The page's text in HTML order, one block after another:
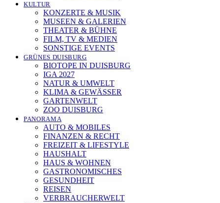
KULTUR
KONZERTE & MUSIK
MUSEEN & GALERIEN
THEATER & BÜHNE
FILM, TV & MEDIEN
SONSTIGE EVENTS
GRÜNES DUISBURG
BIOTOPE IN DUISBURG
IGA 2027
NATUR & UMWELT
KLIMA & GEWÄSSER
GARTENWELT
ZOO DUISBURG
PANORAMA
AUTO & MOBILES
FINANZEN & RECHT
FREIZEIT & LIFESTYLE
HAUSHALT
HAUS & WOHNEN
GASTRONOMISCHES
GESUNDHEIT
REISEN
VERBRAUCHERWELT
[ DUISBURG - Journal ] -
NEWSLETTER
In unserem Newsletter erhalten Sie fünf Themen, die bis
zum darauf-folgenden Wochenende in Ihrer Region
wichtig werden. Immer am Freitagmorgen kostenlos in
Ihrem E-Mail-Postfach.
Mit meiner Anmeldung zum Newsletter stimme
ich derDatenschutzerklärung